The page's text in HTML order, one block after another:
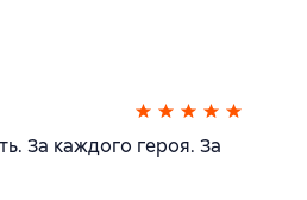
За каждого героя. За